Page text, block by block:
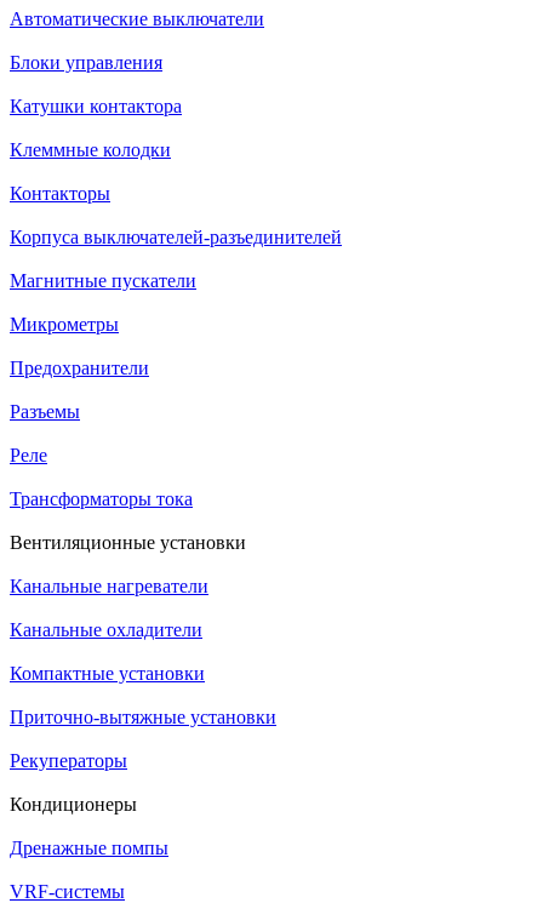
Автоматические выключатели
Блоки управления
Катушки контактора
Клеммные колодки
Контакторы
Корпуса выключателей-разъединителей
Магнитные пускатели
Микрометры
Предохранители
Разъемы
Реле
Трансформаторы тока
Вентиляционные установки
Канальные нагреватели
Канальные охладители
Компактные установки
Приточно-вытяжные установки
Рекуператоры
Кондиционеры
Дренажные помпы
VRF-системы